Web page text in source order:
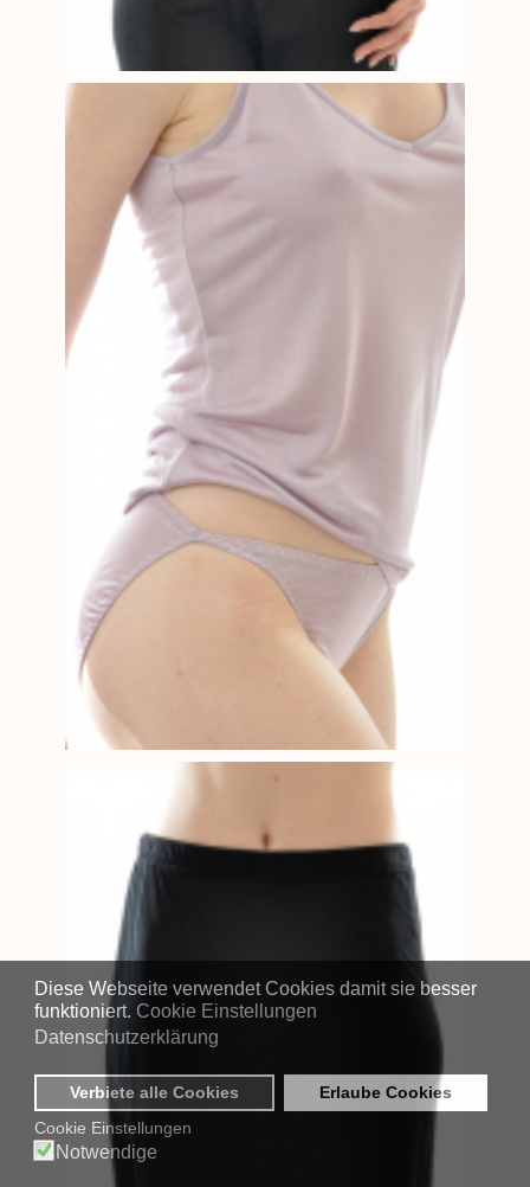
Diese Webseite verwendet Cookies damit sie besser
funktioniert. Cookie Einstellungen
Datenschutzerklärung
Verbiete alle Cookies
Erlaube Cookies
Cookie Einstellungen
Notwendige